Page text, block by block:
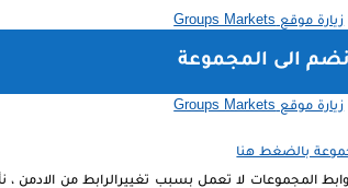
الى المجموعة
بالضغط هنا
المجموعات لا تعمل بسبب تغييرالرابط من الادمن ،